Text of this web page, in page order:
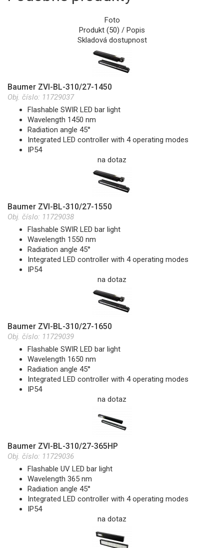
Foto
Produkt (50) / Popis
Skladová dostupnost
Baumer ZVI-BL-310/27-1450
Obj. číslo: 11729037
Flashable SWIR LED bar light
Wavelength 1450 nm
Radiation angle 45°
Integrated LED controller with 4 operating modes
IP54
na dotaz
Baumer ZVI-BL-310/27-1550
Obj. číslo: 11729038
Flashable SWIR LED bar light
Wavelength 1550 nm
Radiation angle 45°
Integrated LED controller with 4 operating modes
IP54
na dotaz
Baumer ZVI-BL-310/27-1650
Obj. číslo: 11729039
Flashable SWIR LED bar light
Wavelength 1650 nm
Radiation angle 45°
Integrated LED controller with 4 operating modes
IP54
na dotaz
Baumer ZVI-BL-310/27-365HP
Obj. číslo: 11729036
Flashable UV LED bar light
Wavelength 365 nm
Radiation angle 45°
Integrated LED controller with 4 operating modes
IP54
na dotaz